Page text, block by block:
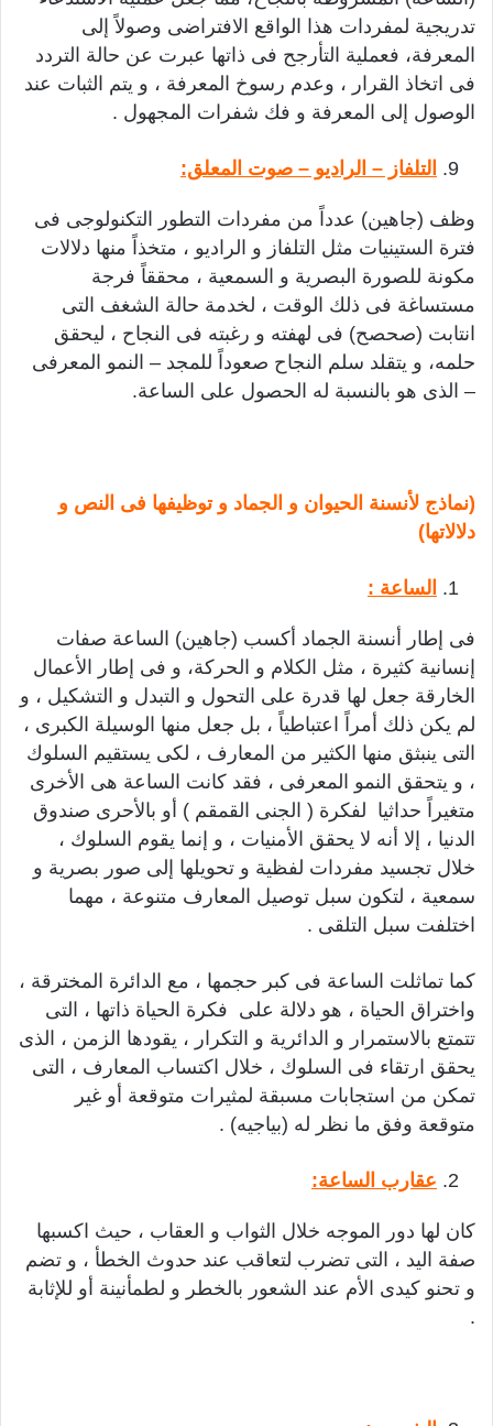
تدريجية لمفردات هذا الواقع الافتراضى وصولاً إلى
المعرفة، فعملية التأرجح فى ذاتها عبرت عن حالة التردد
فى اتخاذ القرار ، وعدم رسوخ المعرفة ، و يتم الثبات عند
الوصول إلى المعرفة و فك شفرات المجهول .
التلفاز – الراديو – صوت المعلق:
وظف (جاهين) عدداً من مفردات التطور التكنولوجى فى
فترة الستينيات مثل التلفاز و الراديو ، متخذاً منها دلالات
مكونة للصورة البصرية و السمعية ، محققاً فرجة
مستساغة فى ذلك الوقت ، لخدمة حالة الشغف التى
انتابت (صحصح) فى لهفته و رغبته فى النجاح ، ليحقق
حلمه، و يتقلد سلم النجاح صعوداً للمجد – النمو المعرفى
– الذى هو بالنسبة له الحصول على الساعة.
(نماذج لأنسنة الحيوان و الجماد و توظيفها فى النص و
دلالاتها)
الساعة :
فى إطار أنسنة الجماد أكسب (جاهين) الساعة صفات
إنسانية كثيرة ، مثل الكلام و الحركة، و فى إطار الأعمال
الخارقة جعل لها قدرة على التحول و التبدل و التشكيل ، و
لم يكن ذلك أمراً اعتباطياً ، بل جعل منها الوسيلة الكبرى ،
التى ينبثق منها الكثير من المعارف ، لكى يستقيم السلوك
، و يتحقق النمو المعرفى ، فقد كانت الساعة هى الأخرى
متغيراً حداثيا لفكرة ( الجنى القمقم ) أو بالأحرى صندوق
الدنيا ، إلا أنه لا يحقق الأمنيات ، و إنما يقوم السلوك ،
خلال تجسيد مفردات لفظية و تحويلها إلى صور بصرية و
سمعية ، لتكون سبل توصيل المعارف متنوعة ، مهما
اختلفت سبل التلقى .
كما تماثلت الساعة فى كبر حجمها ، مع الدائرة المخترقة ،
واختراق الحياة ، هو دلالة على فكرة الحياة ذاتها ، التى
تتمتع بالاستمرار و الدائرية و التكرار ، يقودها الزمن ، الذى
يحقق ارتقاء فى السلوك ، خلال اكتساب المعارف ، التى
تمكن من استجابات مسبقة لمثيرات متوقعة أو غير
متوقعة وفق ما نظر له (بياجيه) .
عقارب الساعة:
كان لها دور الموجه خلال الثواب و العقاب ، حيث اكسبها
صفة اليد ، التى تضرب لتعاقب عند حدوث الخطأ ، و تضم
و تحنو كيدى الأم عند الشعور بالخطر و لطمأنينة أو للإثابة
.